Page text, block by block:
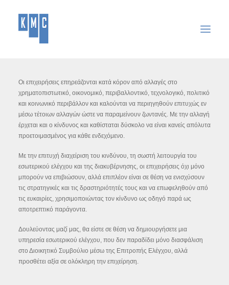
ΑΡΧΙΚΉ
ΕΤΑΙΡΕΊΑ
ΥΠΗΡΕΣΊΕΣ
ΑΝΑΚΟΙΝΏΣΕΙΣ
ΕΠΙΚΟΙΝΩΝΊΑ
SEARCH
Οι επιχειρήσεις επηρεάζονται κατά κόρον από αλλαγές στο
χρηματοπιστωτικό, οικονομικό, περιβαλλοντικό, τεχνολογικό, πολιτικό
και κοινωνικό περιβάλλον και καλούνται να περιηγηθούν επιτυχώς εν
μέσω τέτοιων αλλαγών ώστε να παραμείνουν ζωντανές. Με την αλλαγή
έρχεται και ο κίνδυνος και καθίσταται δύσκολο να είναι κανείς απόλυτα
προετοιμασμένος για κάθε ενδεχόμενο.
Με την επιτυχή διαχείριση του κινδύνου, τη σωστή λειτουργία του
εσωτερικού ελέγχου και της διακυβέρνησης, οι επιχειρήσεις όχι μόνο
μπορούν να επιβιώσουν, αλλά επιπλέον είναι σε θέση να ενισχύσουν
τις στρατηγικές και τις δραστηριότητές τους και να επωφεληθούν από
τις ευκαιρίες, χρησιμοποιώντας τον κίνδυνο ως οδηγό παρά ως
αποτρεπτικό παράγοντα.
Δουλεύοντας μαζί μας, θα είστε σε θέση να δημιουργήσετε μια
υπηρεσία εσωτερικού ελέγχου, που δεν παραδίδει μόνο διασφάλιση
στο Διοικητικό Συμβούλιο μέσω της Επιτροπής Ελέγχου, αλλά
προσθέτει αξία σε ολόκληρη την επιχείρηση.